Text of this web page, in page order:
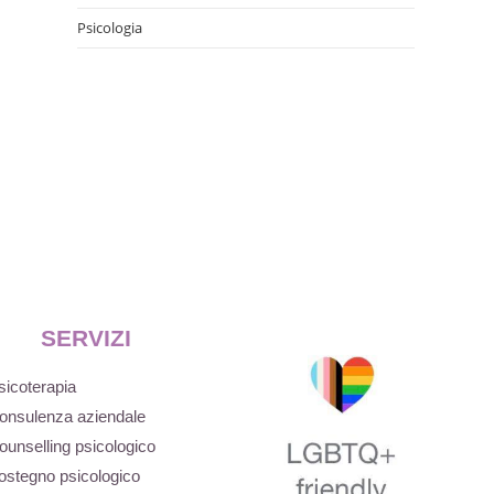
Psicologia
SERVIZI
aziendale
psicologico
psicologico